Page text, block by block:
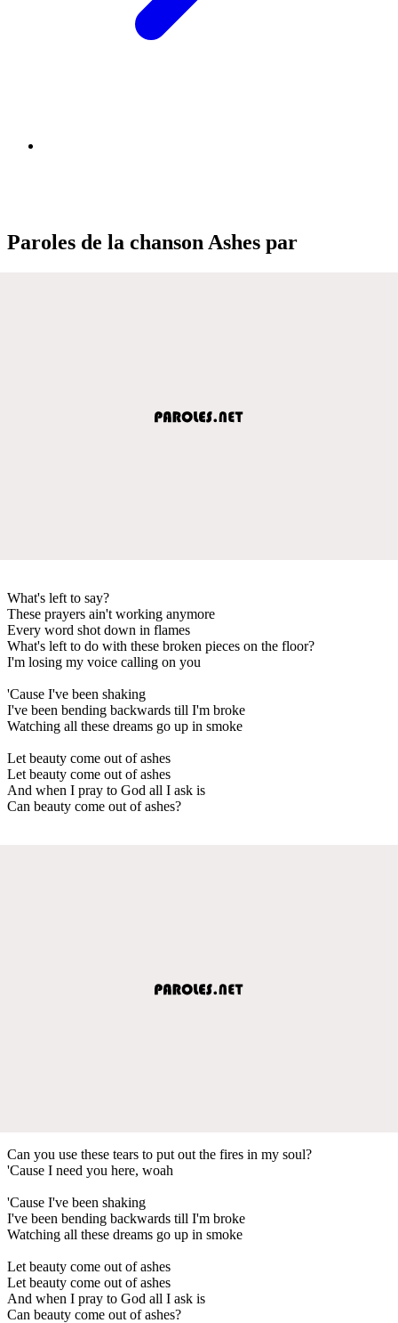
Paroles de la chanson Ashes par
What's left to say?
These prayers ain't working anymore
Every word shot down in flames
What's left to do with these broken pieces on the floor?
I'm losing my voice calling on you
'Cause I've been shaking
I've been bending backwards till I'm broke
Watching all these dreams go up in smoke
Let beauty come out of ashes
Let beauty come out of ashes
And when I pray to God all I ask is
Can beauty come out of ashes?
Can you use these tears to put out the fires in my soul?
'Cause I need you here, woah
'Cause I've been shaking
I've been bending backwards till I'm broke
Watching all these dreams go up in smoke
Let beauty come out of ashes
Let beauty come out of ashes
And when I pray to God all I ask is
Can beauty come out of ashes?